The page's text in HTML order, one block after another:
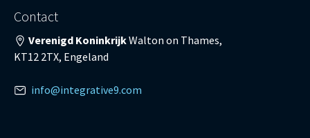
Contact
Verenigd KoninkrijkWalton on Thames,
KT12 2TX, Engeland
info@integrative9.com